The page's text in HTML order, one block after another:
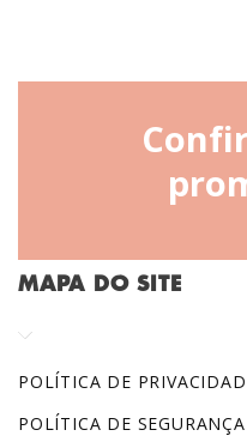
MAPA DO SITE
POLÍTICA DE
POLÍTICA DE SEGURANÇA